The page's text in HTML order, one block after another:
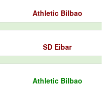
Athletic Bilbao
SD Eibar
Athletic Bilbao